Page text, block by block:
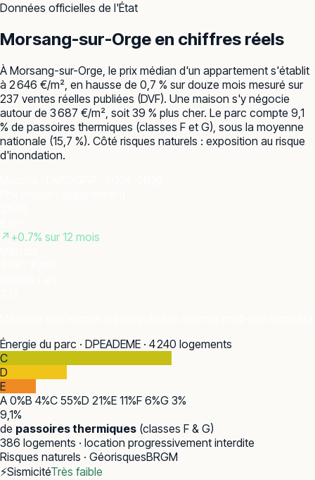
Données officielles de l'État
Morsang-sur-Orge en chiffres réels
À Morsang-sur-Orge, le prix médian d'un appartement s'établit
à 2 646 €/m², en hausse de 0,7 % sur douze mois mesuré sur
237 ventes réelles publiées (DVF). Une maison s'y négocie
autour de 3 687 €/m², soit 39 % plus cher. Le parc compte 9,1
% de passoires thermiques (classes F et G), sous la moyenne
nationale (15,7 %). Côté risques naturels : exposition au risque
d'inondation.
↗ +0.7% sur 12 mois
Énergie du parc · DPEADEME · 4 240 logements
C
D
E
A 0%B 4%C 55%D 21%E 11%F 6%G 3%
9,1%
de passoires thermiques (classes F & G)
386 logements · location progressivement interdite
Risques naturels · GéorisquesBRGM
⚡SismicitéTrès faible